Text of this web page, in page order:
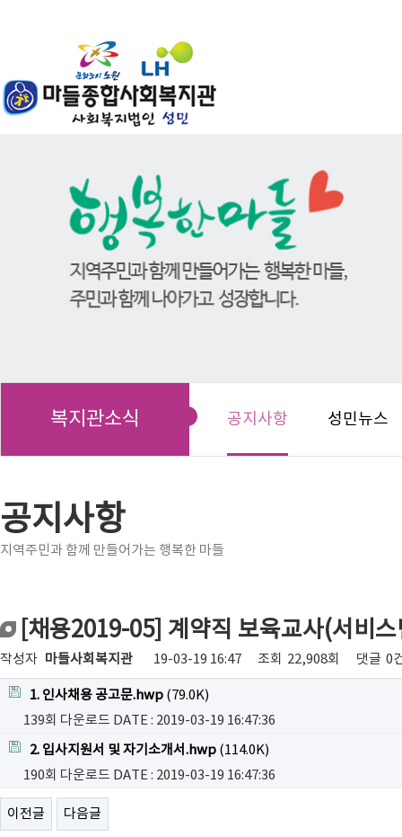
복지관소식 공지사항 성민뉴스
공지사항
지역주민과 함께 만들어가는 행복한 마들
[채용2019-05] 계약직 보육교사(서비
작성자 마들사회복지관 19-03-19 16:47 조회 22,908회 댓글 0
1. 인사채용 공고문.hwp (79.0K)
139회 다운로드 DATE : 2019-03-19 16:47:36
2. 입사지원서 및 자기소개서.hwp (114.0K)
190회 다운로드 DATE : 2019-03-19 16:47:36
이전글 다음글